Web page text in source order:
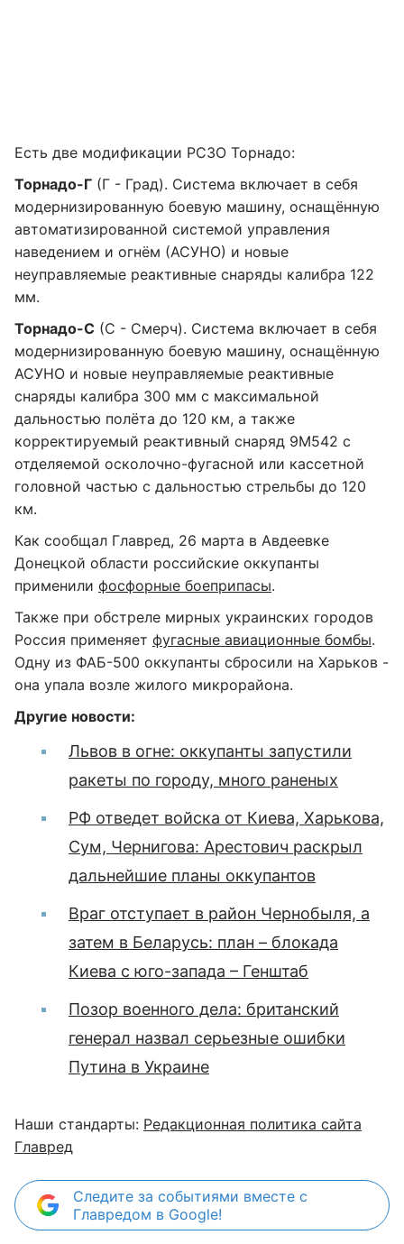
Есть две модификации РСЗО Торнадо:
Торнадо-Г (Г - Град). Система включает в себя
модернизированную боевую машину, оснащённую
автоматизированной системой управления
наведением и огнём (АСУНО) и новые
неуправляемые реактивные снаряды калибра 122
мм.
Торнадо-С (С - Смерч). Система включает в себя
модернизированную боевую машину, оснащённую
АСУНО и новые неуправляемые реактивные
снаряды калибра 300 мм с максимальной
дальностью полёта до 120 км, а также
корректируемый реактивный снаряд 9М542 с
отделяемой осколочно-фугасной или кассетной
головной частью с дальностью стрельбы до 120
км.
Как сообщал Главред, 26 марта в Авдеевке
Донецкой области российские оккупанты
применили фосфорные боеприпасы.
Также при обстреле мирных украинских городов
Россия применяет фугасные авиационные бомбы.
Одну из ФАБ-500 оккупанты сбросили на Харьков -
она упала возле жилого микрорайона.
Другие новости:
Львов в огне: оккупанты запустили
ракеты по городу, много раненых
РФ отведет войска от Киева, Харькова,
Сум, Чернигова: Арестович раскрыл
дальнейшие планы оккупантов
Враг отступает в район Чернобыля, а
затем в Беларусь: план – блокада
Киева с юго-запада – Генштаб
Позор военного дела: британский
генерал назвал серьезные ошибки
Путина в Украине
Наши стандарты: Редакционная политика сайта
Главред
Следите за событиями вместе с
Главредом в Google!